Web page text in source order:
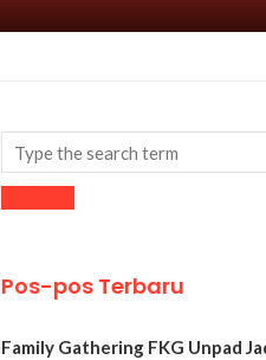
Pos-pos Terbaru
Family Gathering FKG Unpad